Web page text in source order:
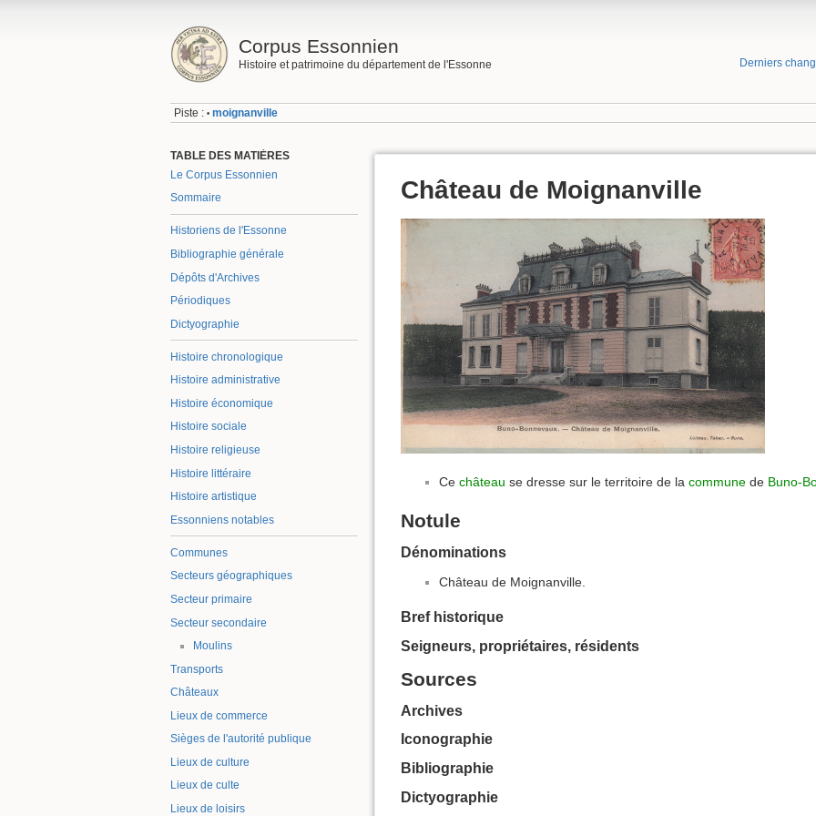
Corpus Essonnien
Histoire et patrimoine du département de l'Essonne Derniers
Piste : • moignanville
TABLE DES MATIÈRES
Le Corpus Essonnien
Sommaire
Historiens de l'Essonne
Bibliographie générale
Dépôts d'Archives
Périodiques
Dictyographie
Histoire chronologique
Histoire administrative
Histoire économique
Histoire sociale
Histoire religieuse
Histoire littéraire
Histoire artistique
Essonniens notables
Communes
Secteurs géographiques
Secteur primaire
Secteur secondaire
Moulins
Transports
Châteaux
Lieux de commerce
Sièges de l'autorité publique
Lieux de culture
Lieux de culte
Lieux de loisirs
Château de Moignanville
Ce château se dresse sur le territoire de la commune de Buno-
Notule
Dénominations
Château de Moignanville.
Bref historique
Seigneurs, propriétaires, résidents
Sources
Archives
Iconographie
Bibliographie
Dictyographie